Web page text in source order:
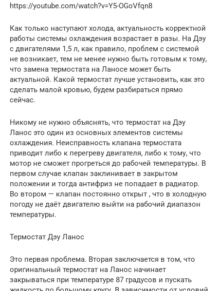
https://youtube.com/watch?v=Y5-OGoVfqn8
Как только наступают холода, актуальность корректной
работы системы охлаждения возрастает в разы. На Дэу
с двигателями 1,5 л, как правило, проблем с системой
не возникает, тем не менее нужно быть готовым к тому,
что замена термостата на Ланосе может быть
актуальной. Какой термостат лучше установить, как это
сделать малой кровью, будем разбираться прямо
сейчас.
Никому не нужно объяснять, что термостат на Дэу
Ланос это один из основных элементов системы
охлаждения. Неисправность клапана термостата
приводит либо к перегреву двигателя, либо к тому, что
мотор не сможет прогреться до рабочей температуры. В
первом случае клапан заклинивает в закрытом
положении и тогда антифриз не попадает в радиатор.
Во втором — клапан постоянно открыт , что в холодную
погоду не даёт двигателю выйти на рабочий диапазон
температуры.
Термостат Дэу Ланос
Это первая проблема. Вторая заключается в том, что
оригинальный термостат на Ланос начинает
закрываться при температуре 87 градусов и пускать